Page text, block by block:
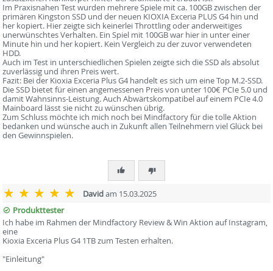
Im Praxisnahen Test wurden mehrere Spiele mit ca. 100GB zwischen der
primären Kingston SSD und der neuen KIOXIA Exceria PLUS G4 hin und
her kopiert. Hier zeigte sich keinerlei Throttling oder anderweitiges
unerwünschtes Verhalten. Ein Spiel mit 100GB war hier in unter einer
Minute hin und her kopiert. Kein Vergleich zu der zuvor verwendeten
HDD.
Auch im Test in unterschiedlichen Spielen zeigte sich die SSD als absolut
zuverlässig und ihren Preis wert.
Fazit: Bei der Kioxia Exceria Plus G4 handelt es sich um eine Top M.2-SSD.
Die SSD bietet für einen angemessenen Preis von unter 100€ PCIe 5.0 und
damit Wahnsinns-Leistung. Auch Abwärtskompatibel auf einem PCIe 4.0
Mainboard lässt sie nicht zu wünschen übrig.
Zum Schluss möchte ich mich noch bei Mindfactory für die tolle Aktion
bedanken und wünsche auch in Zukunft allen Teilnehmern viel Glück bei
den Gewinnspielen.
Davidam 15.03.2025
Produkttester
Ich habe im Rahmen der Mindfactory Review & Win Aktion auf Instagram,
eine
Kioxia Exceria Plus G4 1TB zum Testen erhalten.
"Einleitung"